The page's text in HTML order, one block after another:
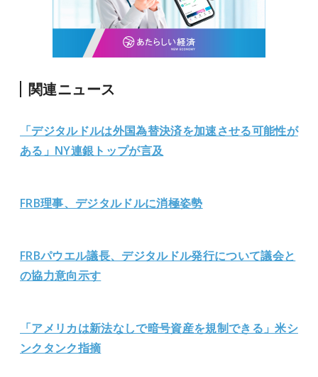
関連ニュース
「デジタルドルは外国為替決済を加速させる可能性が
ある」NY連銀トップが言及
FRB理事、デジタルドルに消極姿勢
FRBパウエル議長、デジタルドル発行について議会と
の協力意向示す
「アメリカは新法なしで暗号資産を規制できる」米シ
ンクタンク指摘